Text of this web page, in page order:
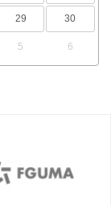
29 30
5 6